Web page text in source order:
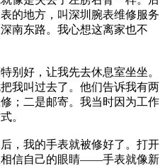
的地方，叫深圳腕表维修服务
南东路。我心想这离家也不
别好，让我先去休息室坐坐。
我叫过去了。他们告诉我有两
；二是邮寄。我当时因为工作
。
，我的手表就被修好了。打开
相信自己的眼睛——手表就像新